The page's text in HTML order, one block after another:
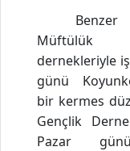
Müftülük
dernekleriyle
günü
bir kermes
Gençlik
Pazar